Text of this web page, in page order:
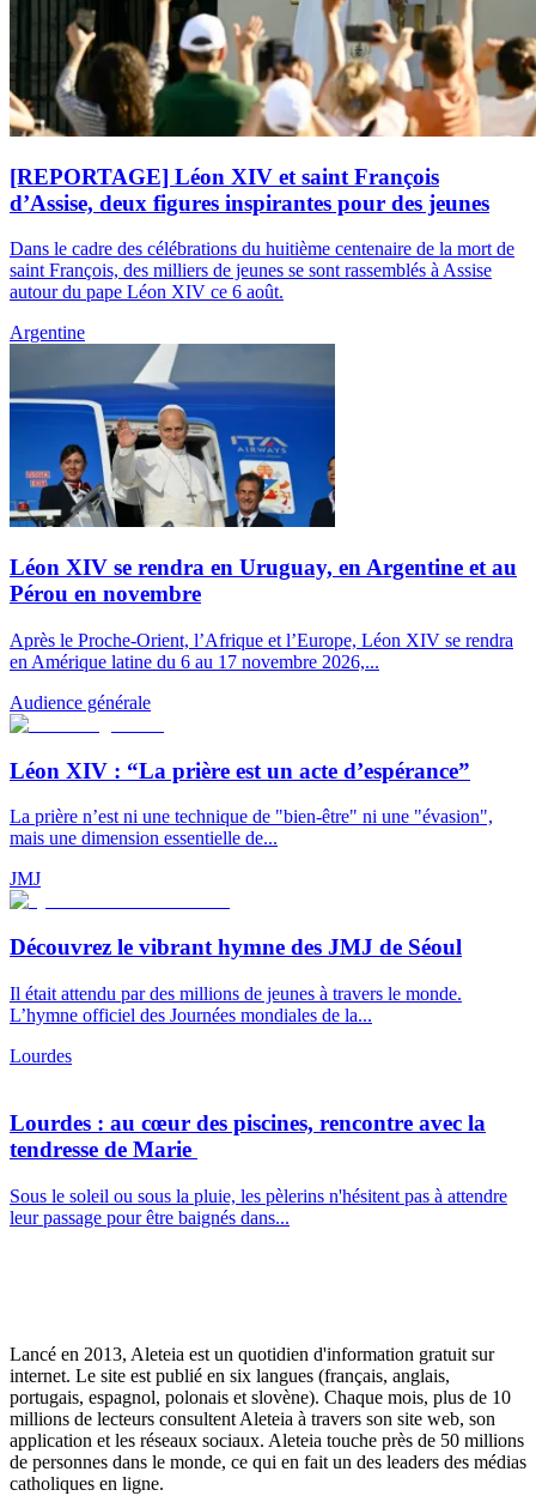
[REPORTAGE] Léon XIV et saint François
d’Assise, deux figures inspirantes pour des jeunes
Dans le cadre des célébrations du huitième centenaire de la mort de
saint François, des milliers de jeunes se sont rassemblés à Assise
autour du pape Léon XIV ce 6 août.
Argentine
Léon XIV se rendra en Uruguay, en Argentine et au
Pérou en novembre
Après le Proche-Orient, l’Afrique et l’Europe, Léon XIV se rendra
en Amérique latine du 6 au 17 novembre 2026,...
Audience générale
Léon XIV : “La prière est un acte d’espérance”
La prière n’est ni une technique de "bien-être" ni une "évasion",
mais une dimension essentielle de...
JMJ
Découvrez le vibrant hymne des JMJ de Séoul
Il était attendu par des millions de jeunes à travers le monde.
L’hymne officiel des Journées mondiales de la...
Lourdes
Lourdes : au cœur des piscines, rencontre avec la
tendresse de Marie
Sous le soleil ou sous la pluie, les pèlerins n'hésitent pas à attendre
leur passage pour être baignés dans...
Lancé en 2013, Aleteia est un quotidien d'information gratuit sur
internet. Le site est publié en six langues (français, anglais,
portugais, espagnol, polonais et slovène). Chaque mois, plus de 10
millions de lecteurs consultent Aleteia à travers son site web, son
application et les réseaux sociaux. Aleteia touche près de 50 millions
de personnes dans le monde, ce qui en fait un des leaders des médias
catholiques en ligne.